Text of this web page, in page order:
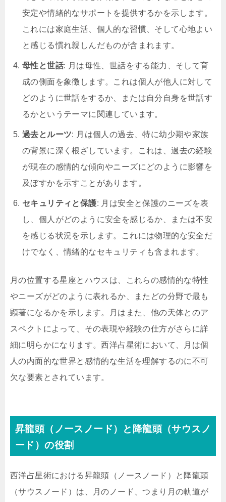
安定や情緒的なサポートを提供するかを示します。
これには家庭生活、個人的な習慣、そして心地よい
と感じる慣れ親しんだものが含まれます。
母性と世話: 月は母性、世話をする能力、そして育
成の側面を象徴します。これは個人が他人に対して
どのように世話をするか、または自分自身を世話す
るかというテーマに関連しています。
過去とルーツ: 月は個人の過去、特に幼少期や家族
の背景に深く根ざしています。これは、過去の経験
が現在の感情的な傾向やニーズにどのように影響を
及ぼすかを示すことがあります。
セキュリティと保護: 月は安全と保護のニーズを表
し、個人がどのように安全を感じるか、または不安
を感じる状況を示します。これには物理的な安全だ
けでなく、情緒的なセキュリティも含まれます。
月の位置する星座とハウスは、これらの感情的な特性
やニーズがどのように表れるか、またどの分野で最も
顕著になるかを示します。月はまた、他の天体とのア
スペクトによって、その表現や経験の仕方がさらに詳
細に明らかになります。西洋占星術において、月は個
人の内面的な世界と感情的な生活を理解するのに不可
欠な要素とされています。
昇龍頭（ノースノード）と降龍頭（サウスノ
ード）の役割
西洋占星術における昇龍頭（ノースノード）と降龍頭
（サウスノード）は、月のノード、つまり月の軌道が